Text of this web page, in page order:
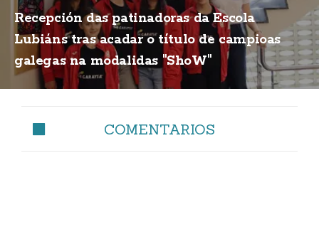
Recepción das patinadoras da Escola
Lubiáns tras acadar o título de campioas
galegas na modalidas "ShoW"
COMENTARIOS